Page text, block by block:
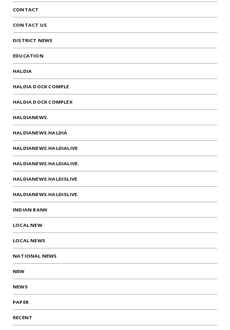
CONTACT
CONTACT US
DISTRICT NEWS
EDUCATION
HALDIA
HALDIA DOCK COMPLE
HALDIA DOCK COMPLEX
HALDIANEWS.
HALDIANEWS.HALDIÁ
HALDIANEWS.HALDIALIVE
HALDIANEWS.HALDIALIVE.
HALDIANEWS.HALDISLIVE
HALDIANEWS.HALDISLIVE.
INDIAN BANK
LOCAL NEW
LOCAL NEWS
NATIONAL NEWS
NEW
NEWS
PAPER
RECENT